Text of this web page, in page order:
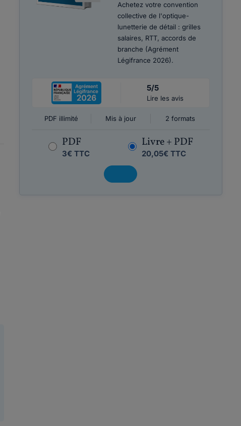
Achetez votre convention
collective de l'optique-
lunetterie de détail : grilles
salaires, RTT, accords de
branche (Agrément
Légifrance 2026).
5/5
Lire les avis
PDF illimité Mis à jour 2 formats
PDF
3€ TTC
Livre + PDF
20,05€ TTC